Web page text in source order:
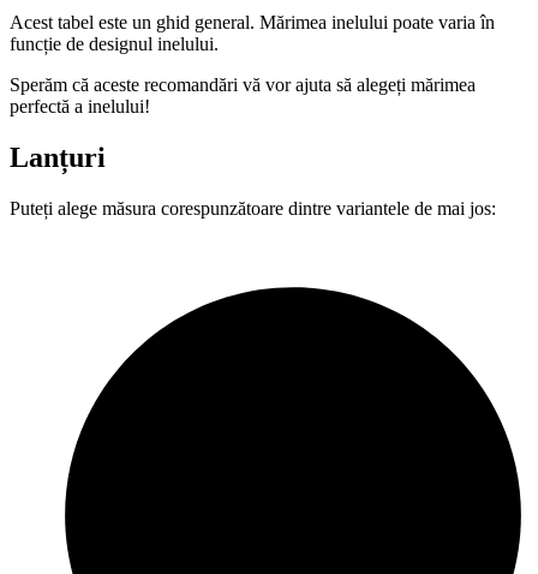
Acest tabel este un ghid general. Mărimea inelului poate varia în
funcție de designul inelului.
Sperăm că aceste recomandări vă vor ajuta să alegeți mărimea
perfectă a inelului!
Lanțuri
Puteți alege măsura corespunzătoare dintre variantele de mai jos: